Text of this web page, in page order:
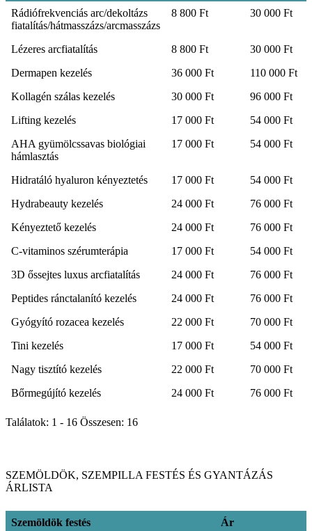
KEZELÉS
1
ALKALOM
!
Rádiófrekvenciás arc/dekoltázs
fiatalítás/hátmasszázs/arcmasszázs
8 800 Ft 30 000 Ft
Lézeres arcfiatalítás 8 800 Ft
30 000 Ft
Dermapen kezelés
36 000 Ft
110 000 Ft
Kollagén szálas kezelés
30 000 Ft
96 000 Ft
Lifting kezelés
17 000 Ft
54 000 Ft
AHA gyümölcssavas biológiai
hámlasztás
17 000 Ft 54 000 Ft
Hidratáló hyaluron kényeztetés 17 000 Ft
54 000 Ft
Hydrabeauty kezelés
24 000 Ft
76 000 Ft
Kényeztető kezelés
24 000 Ft
76 000 Ft
C-vitaminos szérumterápia
17 000 Ft
54 000 Ft
3D őssejtes luxus arcfiatalítás
24 000 Ft
76 000 Ft
Peptides ránctalanító kezelés
24 000 Ft
76 000 Ft
Gyógyító rozacea kezelés
22 000 Ft
70 000 Ft
Tini kezelés
17 000 Ft
54 000 Ft
Nagy tisztító kezelés
22 000 Ft
70 000 Ft
Bőrmegújító kezelés
24 000 Ft 76 000 Ft
Találatok: 1 - 16 Összesen: 16
SZEMÖLDÖK, SZEMPILLA FESTÉS ÉS GYANTÁZÁS
ÁRLISTA
Szemöldök festés
Ár